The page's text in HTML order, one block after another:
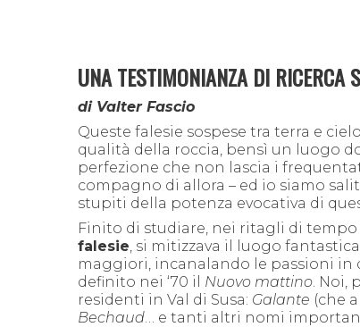
UNA TESTIMONIANZA DI RICERCA
di Valter Fascio
Queste falesie sospese tra terra e
qualità della roccia, bensì un luogo
perfezione che non lascia i
compagno di allora – ed io siamo
stupiti della potenza evocativa di
Finito di studiare, nei ritagli di tempo
falesie, si mitizzava il luogo
maggiori, incanalando le passioni
definito nei ‘70 il Nuovo mattino. Noi,
residenti in Val di Susa: Galante (che
Bechaud… e tanti altri nomi